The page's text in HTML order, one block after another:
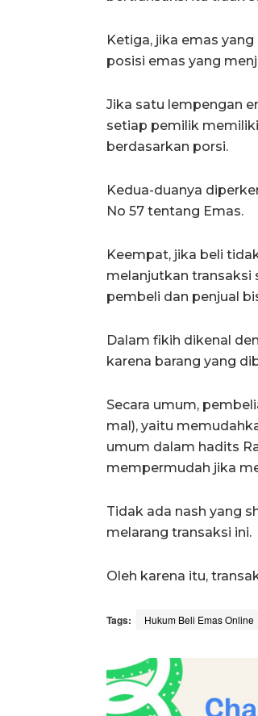
Ketiga, jika emas
posisi emas yang
Jika satu lempengan
setiap pemilik
berdasarkan porsi.
Kedua-duanya
No 57 tentang Emas.
Keempat, jika beli
melanjutkan transaksi
pembeli dan penjual
Dalam fikih dikenal
karena barang yang
Secara umum,
mal), yaitu
umum dalam hadits
mempermudah jika
Tidak ada nash yang
melarang transaksi ini.
Oleh karena itu,
Tags: Hukum Beli Emas Online